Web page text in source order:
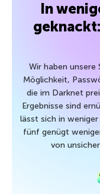
In
Wir haben unsere
Möglichkeit,
die im Darknet
Ergebnisse sind
lässt sich in
fünf genügt
von